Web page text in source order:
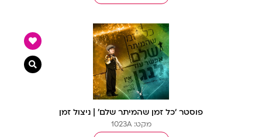
פוסטר ‘כל זמן שהמיתר שלם’ | ניצול זמן
מקט: 1023A
צפייה